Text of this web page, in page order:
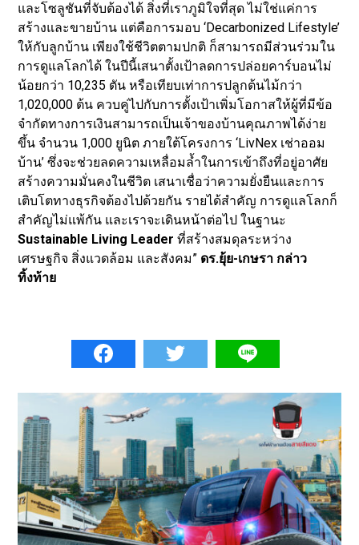
และโซลูชันที่จับต้องได้ สิ่งที่เราภูมิใจที่สุด ไม่ใช่แค่การ
สร้างและขายบ้าน แต่คือการมอบ ‘Decarbonized Lifestyle’
ให้กับลูกบ้าน เพียงใช้ชีวิตตามปกติ ก็สามารถมีส่วนร่วมใน
การดูแลโลกได้ ในปีนี้เสนาตั้งเป้าลดการปล่อยคาร์บอนไม่
น้อยกว่า 10,235 ตัน หรือเทียบเท่าการปลูกต้นไม้กว่า
1,020,000 ต้น ควบคู่ไปกับการตั้งเป้าเพิ่มโอกาสให้ผู้ที่มีข้อ
จำกัดทางการเงินสามารถเป็นเจ้าของบ้านคุณภาพได้ง่าย
ขึ้น จำนวน 1,000 ยูนิต ภายใต้โครงการ ‘LivNex เช่าออม
บ้าน’ ซึ่งจะช่วยลดความเหลื่อมล้ำในการเข้าถึงที่อยู่อาศัย
สร้างความมั่นคงในชีวิต เสนาเชื่อว่าความยั่งยืนและการ
เติบโตทางธุรกิจต้องไปด้วยกัน รายได้สำคัญ การดูแลโลกก็
สำคัญไม่แพ้กัน และเราจะเดินหน้าต่อไป ในฐานะ
Sustainable Living Leader ที่สร้างสมดุลระหว่าง
เศรษฐกิจ สิ่งแวดล้อม และสังคม” ดร.ยุ้ย-เกษรา กล่าว
ทิ้งท้าย